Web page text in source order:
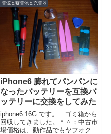
電源＆蓄電池＆充電器
iPhone6 膨れてパンパンに
なったバッテリーを互換バ
ッテリーに交換をしてみた
iphone6 16G です。 ゴミ箱から
回収してきました。＾＾；中古市
場価格は、動作品でもヤフオクだ